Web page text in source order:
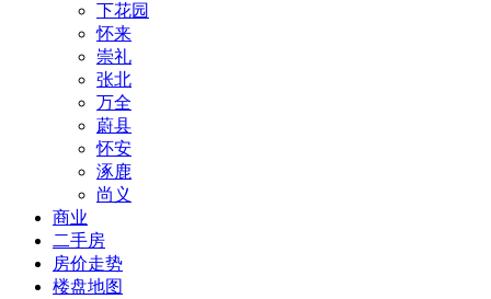
下花园
怀来
崇礼
张北
万全
蔚县
怀安
涿鹿
尚义
商业
二手房
房价走势
楼盘地图